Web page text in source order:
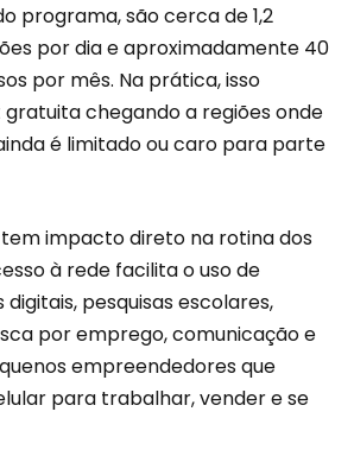
programa, são cerca de 1,2
por dia e aproximadamente 40
por mês. Na prática, isso
chegando a regiões onde
é limitado ou caro para parte
impacto direto na rotina dos
à rede facilita o uso de
pesquisas escolares,
por emprego, comunicação e
empreendedores que
para trabalhar, vender e se